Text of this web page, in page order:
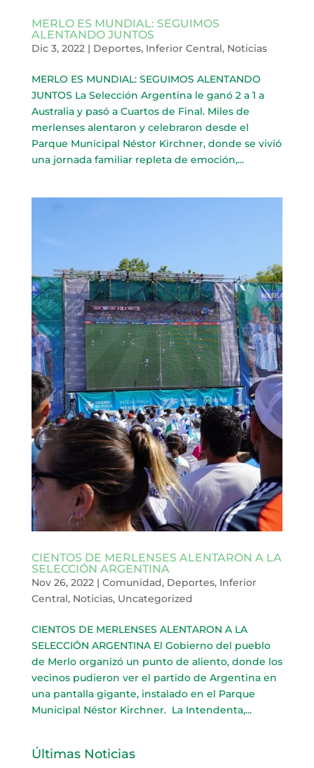
MERLO ES MUNDIAL: SEGUIMOS
ALENTANDO JUNTOS
Dic 3, 2022| Deportes, Inferior Central, Noticias
MERLO ES MUNDIAL: SEGUIMOS ALENTANDO
JUNTOS La Selección Argentina le ganó 2 a 1 a
Australia y pasó a Cuartos de Final. Miles de
merlenses alentaron y celebraron desde el
Parque Municipal Néstor Kirchner, donde se vivió
una jornada familiar repleta de emoción,...
CIENTOS DE MERLENSES ALENTARON A LA
SELECCIÓN ARGENTINA
Nov 26, 2022| Comunidad, Deportes, Inferior
Central, Noticias, Uncategorized
CIENTOS DE MERLENSES ALENTARON A LA
SELECCIÓN ARGENTINA El Gobierno del pueblo
de Merlo organizó un punto de aliento, donde los
vecinos pudieron ver el partido de Argentina en
una pantalla gigante, instalado en el Parque
Municipal Néstor Kirchner. La Intendenta,...
Últimas Noticias